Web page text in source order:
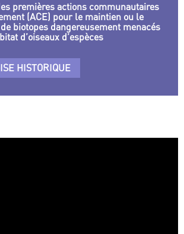
premières actions communautaires
(ACE) pour le maintien ou le
biotopes dangereusement menacés
d’oiseaux d’espèces
HISTORIQUE